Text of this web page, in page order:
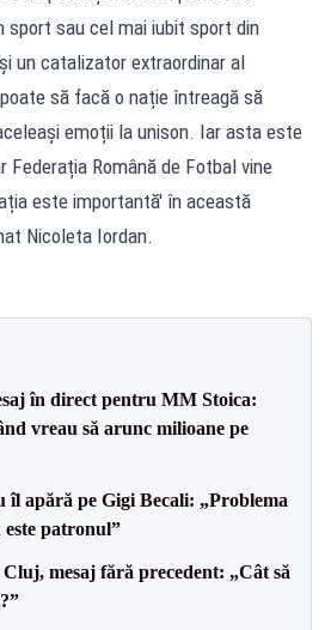
sport sau cel mai iubit sport din
un catalizator extraordinar al
să facă o nație întreagă să
emoții la unison. Iar asta este
Română de Fotbal vine
este importantă' în această
Nicoleta Iordan.
în direct pentru MM Stoica:
vreau să arunc milioane pe
îl apără pe Gigi Becali: „Problema
patronul”
mesaj fără precedent: „Cât să